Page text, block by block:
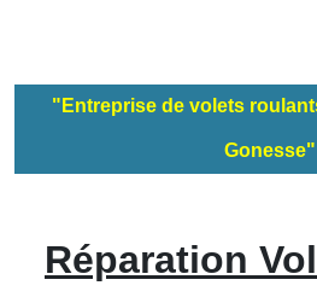
"Entreprise de volets
Gonesse"
Réparation